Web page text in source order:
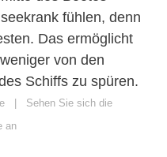
fühlen, denn
Das ermöglicht
von den
Schiffs zu spüren.
Sehen Sie sich die
an